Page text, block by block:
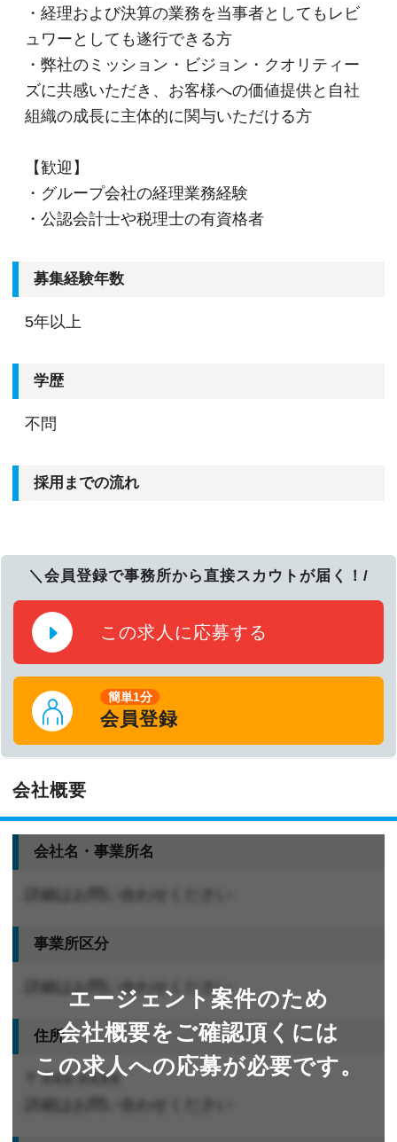
・経理および決算の業務を当事者としてもレビ
ュワーとしても遂行できる方
・弊社のミッション・ビジョン・クオリティー
ズに共感いただき、お客様への価値提供と自社
組織の成長に主体的に関与いただける方
【歓迎】
・グループ会社の経理業務経験
・公認会計士や税理士の有資格者
募集経験年数
5年以上
学歴
不問
採用までの流れ
＼会員登録で事務所から直接スカウトが届く！/
この求人に応募する
簡単1分
会員登録
会社概要
エージェント案件のため
会社概要をご確認頂くには
この求人への応募が必要です。
会社名・事業所名
事業所区分
詳細はお問い合わせください
住所
〒XXX-XXXX